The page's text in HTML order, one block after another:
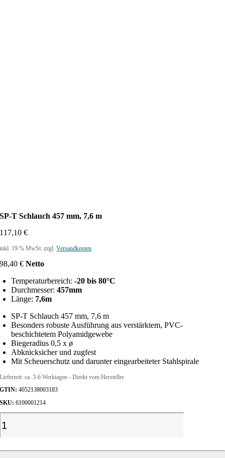
SP-T Schlauch 457 mm, 7,6 m
117,10€
inkl. 19 % MwSt. zzgl.Versandkosten
98,40€ Netto
Temperaturbereich: -20 bis 80°C
Durchmesser: 457mm
Länge: 7,6m
SP-T Schlauch 457 mm, 7,6 m
Besonders robuste Ausführung aus verstärktem, PVC-
beschichtetem Polyamidgewebe
Biegeradius 0,5 x ø
Abknicksicher und zugfest
Mit Scheuerschutz und darunter eingearbeiteter Stahlspirale
Lieferzeit:ca. 3-6 Werktagen - Direkt vom Hersteller
GTIN: 4052138003183
SKU: 6100001214